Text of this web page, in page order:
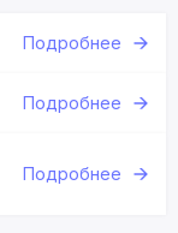
Подробнее
Подробнее
Подробнее